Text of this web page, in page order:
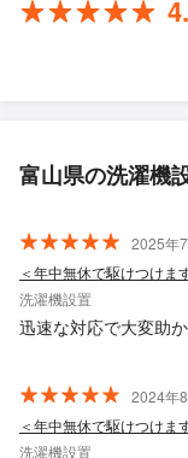
富山県の洗濯機
2025年
＜年中無休で駆けつけま
洗濯機設置
迅速な対応で大変助
2024年
＜年中無休で駆けつけま
洗濯機設置